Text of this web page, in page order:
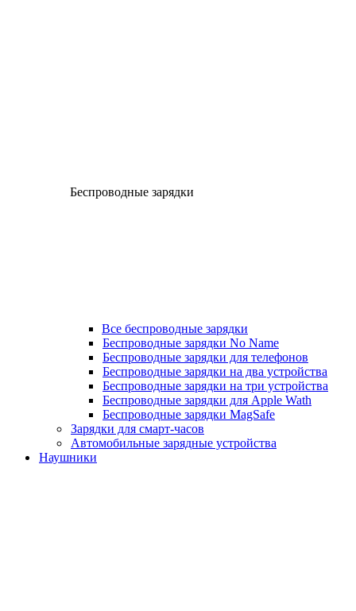
Беспроводные зарядки
Все беспроводные зарядки
Беспроводные зарядки No Name
Беспроводные зарядки для телефонов
Беспроводные зарядки на два устройства
Беспроводные зарядки на три устройства
Беспроводные зарядки для Apple Wath
Беспроводные зарядки MagSafe
Зарядки для смарт-часов
Автомобильные зарядные устройства
Наушники